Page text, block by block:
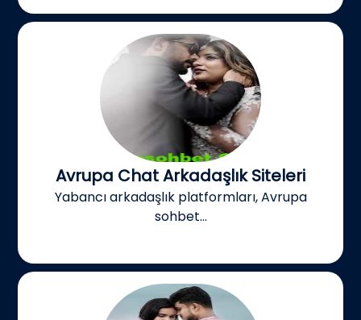
Avrupa Chat Arkadaşlık Siteleri
Yabancı arkadaşlık platformları, Avrupa
sohbet...